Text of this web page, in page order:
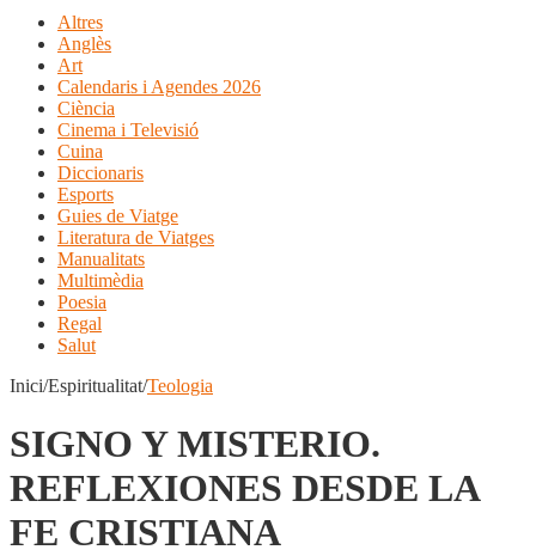
Altres
Anglès
Art
Calendaris i Agendes 2026
Ciència
Cinema i Televisió
Cuina
Diccionaris
Esports
Guies de Viatge
Literatura de Viatges
Manualitats
Multimèdia
Poesia
Regal
Salut
Inici/Espiritualitat/Teologia
SIGNO Y MISTERIO.
REFLEXIONES DESDE LA
FE CRISTIANA